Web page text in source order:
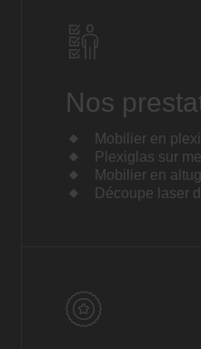
Nos
Mobilier en
Plexiglas sur
Mobilier en
Découpe laser